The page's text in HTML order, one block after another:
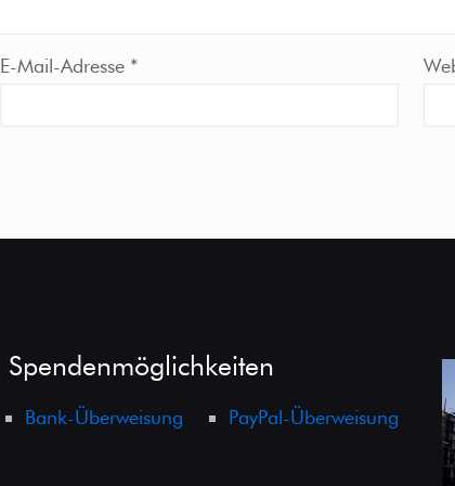
E-Mail-Adresse *
Spendenmöglichkeiten
Bank-Überweisung PayPal-Überweisung